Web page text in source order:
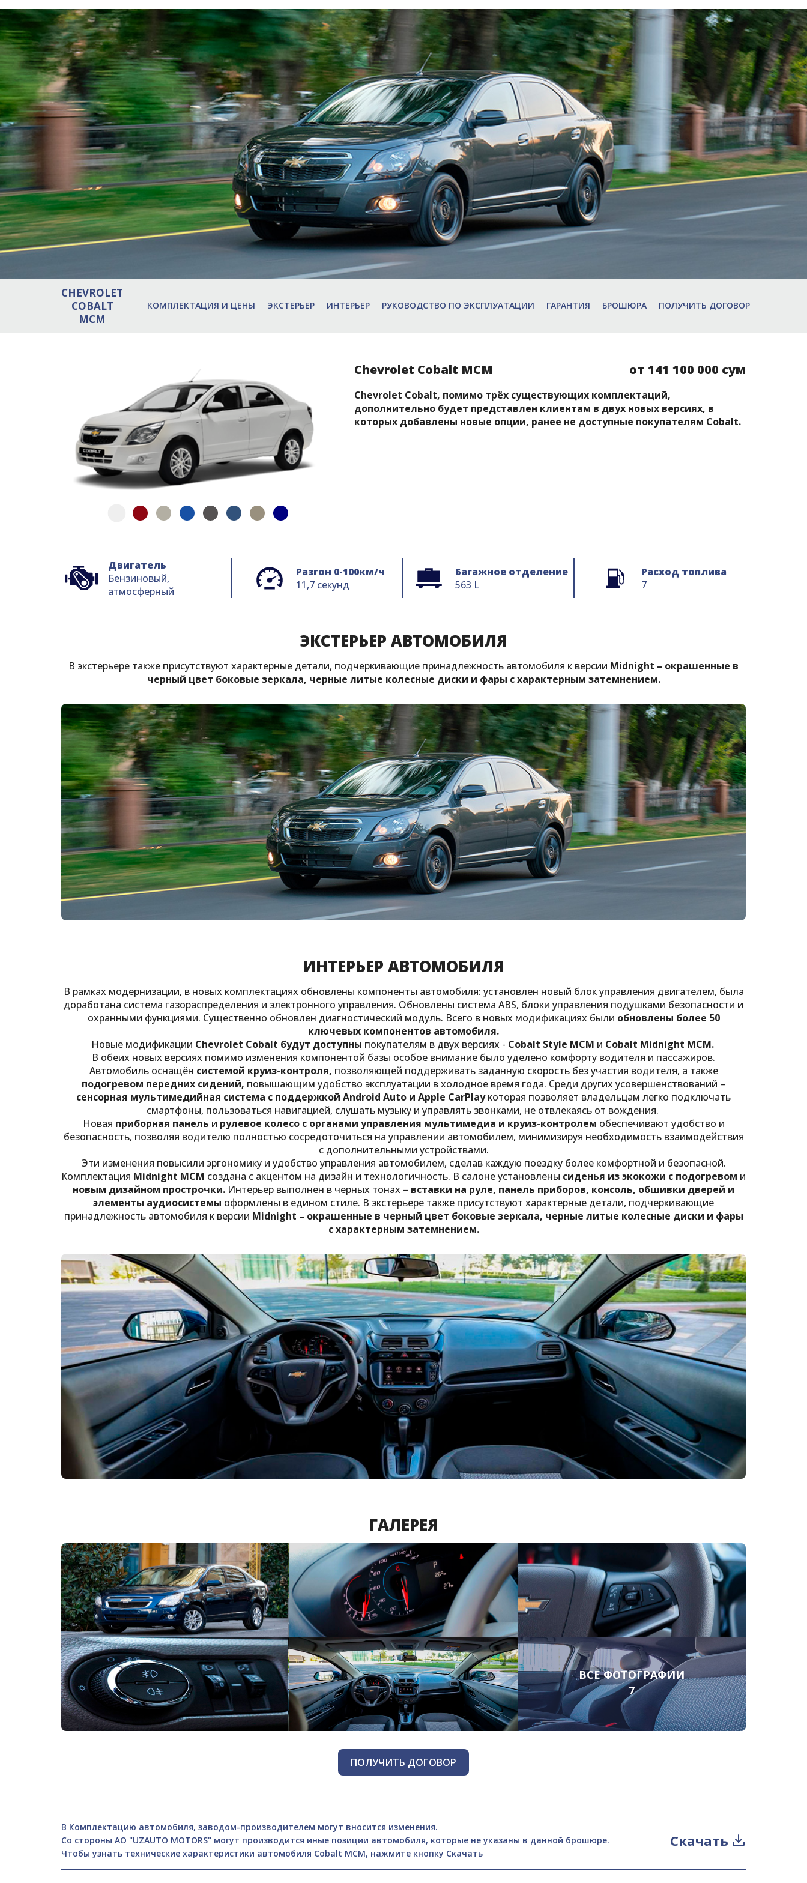
CHEVROLET
COBALT
MCM
КОМПЛЕКТАЦИЯ И ЦЕНЫ ЭКСТЕРЬЕР ИНТЕРЬЕР РУКОВОДСТВО ПО ЭКСПЛУАТАЦИИ ГАРАНТИЯ БРОШЮРА ПОЛУЧИТЬ ДОГОВОР
Chevrolet Cobalt MCM от 141 100 000 сум
Chevrolet Cobalt, помимо трёх существующих комплектаций,
дополнительно будет представлен клиентам в двух новых версиях, в
которых добавлены новые опции, ранее не доступные покупателям Cobalt.
Двигатель
Бензиновый,
атмосферный
Разгон 0-100км/ч
11,7 секунд
Багажное отделение
563 L
Расход топлива
7
ЭКСТЕРЬЕР АВТОМОБИЛЯ
В экстерьере также присутствуют характерные детали, подчеркивающие принадлежность автомобиля к версии Midnight – окрашенные в
черный цвет боковые зеркала, черные литые колесные диски и фары с характерным затемнением.
ИНТЕРЬЕР АВТОМОБИЛЯ
В рамках модернизации, в новых комплектациях обновлены компоненты автомобиля: установлен новый блок управления двигателем, была
доработана система газораспределения и электронного управления. Обновлены система ABS, блоки управления подушками безопасности и
охранными функциями. Существенно обновлен диагностический модуль. Всего в новых модификациях были обновлены более 50
ключевых компонентов автомобиля.
Новые модификации Chevrolet Cobalt будут доступны покупателям в двух версиях - Cobalt Style MCM и Cobalt Midnight MCM.
В обеих новых версиях помимо изменения компонентой базы особое внимание было уделено комфорту водителя и пассажиров.
Автомобиль оснащён системой круиз-контроля, позволяющей поддерживать заданную скорость без участия водителя, а также
подогревом передних сидений, повышающим удобство эксплуатации в холодное время года. Среди других усовершенствований –
сенсорная мультимедийная система с поддержкой Android Auto и Apple CarPlayкоторая позволяет владельцам легко подключать
смартфоны, пользоваться навигацией, слушать музыку и управлять звонками, не отвлекаясь от вождения.
Новая приборная панель и рулевое колесо с органами управления мультимедиа и круиз-контролем обеспечивают удобство и
безопасность, позволяя водителю полностью сосредоточиться на управлении автомобилем, минимизируя необходимость взаимодействия
с дополнительными устройствами.
Эти изменения повысили эргономику и удобство управления автомобилем, сделав каждую поездку более комфортной и безопасной.
Комплектация Midnight MCM создана с акцентом на дизайн и технологичность. В салоне установлены сиденья из экокожи с подогревом и
новым дизайном прострочки. Интерьер выполнен в черных тонах – вставки на руле, панель приборов, консоль, обшивки дверей и
элементы аудиосистемы оформлены в едином стиле. В экстерьере также присутствуют характерные детали, подчеркивающие
принадлежность автомобиля к версии Midnight – окрашенные в черный цвет боковые зеркала, черные литые колесные диски и фары
с характерным затемнением.
ГАЛЕРЕЯ
ВСЕ ФОТОГРАФИИ
7
ПОЛУЧИТЬ ДОГОВОР
В Комплектацию автомобиля, заводом-производителем могут вносится изменения.
Со стороны АО "UZAUTO MOTORS" могут производится иные позиции автомобиля, которые не указаны в данной брошюре.
Чтобы узнать технические характеристики автомобиля Cobalt MCM, нажмите кнопку Скачать
Скачать